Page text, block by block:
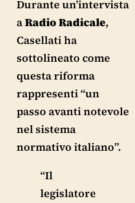
Durante un’intervista
aRadio Radicale,
Casellati ha
sottolineato come
questa riforma
rappresenti “un
passo avanti notevole
nel sistema
normativo italiano”.
“Il
legislatore